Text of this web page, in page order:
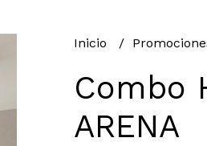
Inicio
Combo
ARENA